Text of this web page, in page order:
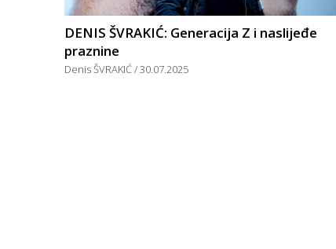
DENIS ŠVRAKIĆ: Generacija Z i naslijeđe
praznine
Denis ŠVRAKIĆ 30.07.2025